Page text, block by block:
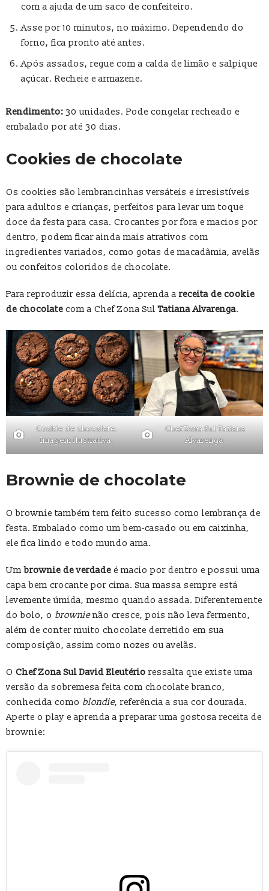
com a ajuda de um saco de confeiteiro.
Asse por 10 minutos, no máximo. Dependendo do
forno, fica pronto até antes.
Após assados, regue com a calda de limão e salpique
açúcar. Recheie e armazene.
Rendimento: 30 unidades. Pode congelar recheado e
embalado por até 30 dias.
Cookies de chocolate
Os cookies são lembrancinhas versáteis e irresistíveis
para adultos e crianças, perfeitos para levar um toque
doce da festa para casa. Crocantes por fora e macios por
dentro, podem ficar ainda mais atrativos com
ingredientes variados, como gotas de macadâmia, avelãs
ou confeitos coloridos de chocolate.
Para reproduzir essa delícia, aprenda a receita de cookie
de chocolate com a Chef Zona SulTatiana Alvarenga.
Cookie de chocolate.
Imagem ilustrativa.
Chef Zona Sul Tatiana
Alvarenga.
Brownie de chocolate
O brownie também tem feito sucesso como lembrança de
festa. Embalado como um bem-casado ou em caixinha,
ele fica lindo e todo mundo ama.
Umbrownie de verdade é macio por dentro e possui uma
capa bem crocante por cima. Sua massa sempre está
levemente úmida, mesmo quando assada. Diferentemente
do bolo, o brownienão cresce, pois não leva fermento,
além de conter muito chocolate derretido em sua
composição, assim como nozes ou avelãs.
O Chef Zona Sul David Eleutério ressalta que existe uma
versão da sobremesa feita com chocolate branco,
conhecida como blondie, referência a sua cor dourada.
Aperte o play e aprenda a preparar uma gostosa receita de
brownie: